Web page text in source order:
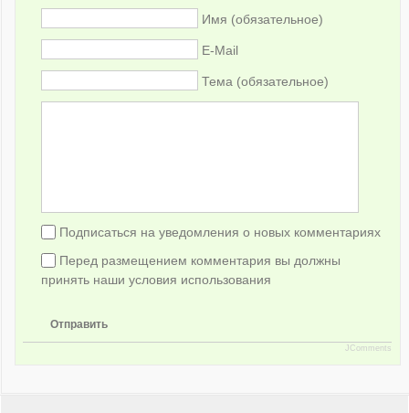
Имя (обязательное)
E-Mail
Тема (обязательное)
Подписаться на уведомления о новых комментариях
Перед размещением комментария вы должны
принять наши условия использования
Отправить
JComments